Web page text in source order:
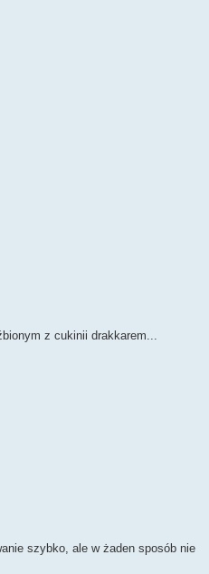
z cukinii drakkarem...
szybko, ale w żaden sposób nie